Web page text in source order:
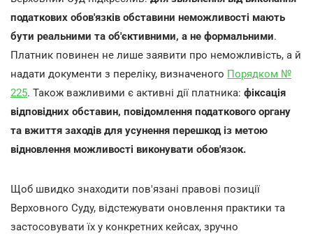
податкових обов'язків обставини неможливості мають
бути реальними та об'єктивними, а не формальними.
Платник повинен не лише заявити про неможливість, а й
надати документи з переліку, визначеного Порядком №
225. Також важливими є активні дії платника: фіксація
відповідних обставин, повідомлення податкового органу
та вжиття заходів для усунення перешкод із метою
відновлення можливості виконувати обов'язок.
Щоб швидко знаходити пов'язані правові позиції
Верховного Суду, відстежувати оновлення практики та
застосовувати їх у конкретних кейсах, зручно